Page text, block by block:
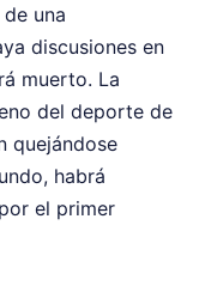
una
discusiones en
muerto. La
del deporte de
quejándose
habrá
el primer